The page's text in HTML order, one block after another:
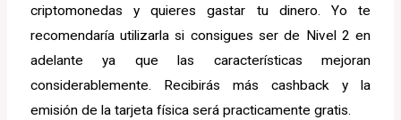
criptomonedas y quieres gastar tu dinero. Yo te
recomendaría utilizarla si consigues ser de Nivel 2 en
adelante ya que las características mejoran
considerablemente. Recibirás más cashback y la
emisión de la tarjeta física será practicamente gratis.